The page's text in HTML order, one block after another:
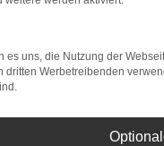
es uns, die Nutzung der
dritten Werbetreibenden